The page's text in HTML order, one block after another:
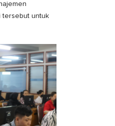
tersebut untuk